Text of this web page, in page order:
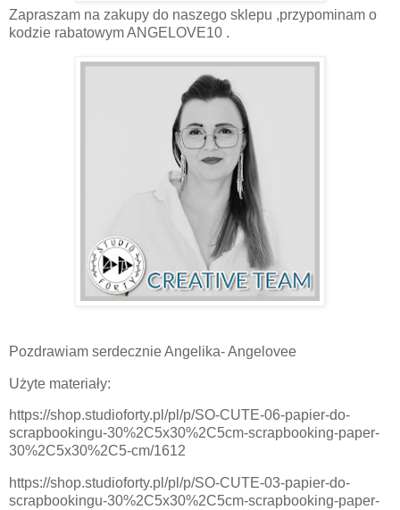
Zapraszam na zakupy do naszego sklepu ,przypominam o
kodzie rabatowym ANGELOVE10 .
Pozdrawiam serdecznie Angelika- Angelovee
Użyte materiały:
https://shop.studioforty.pl/pl/p/SO-CUTE-06-papier-do-
scrapbookingu-30%2C5x30%2C5cm-scrapbooking-paper-
30%2C5x30%2C5-cm/1612
https://shop.studioforty.pl/pl/p/SO-CUTE-03-papier-do-
scrapbookingu-30%2C5x30%2C5cm-scrapbooking-paper-